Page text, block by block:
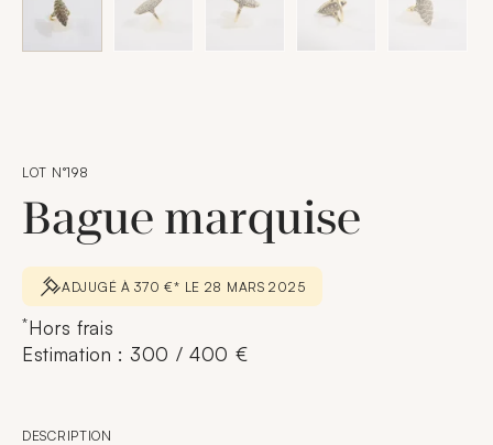
LOT N°198
Bague marquise
ADJUGÉ À 370 €* LE 28 MARS 2025
*Hors frais
Estimation : 300 / 400 €
DESCRIPTION